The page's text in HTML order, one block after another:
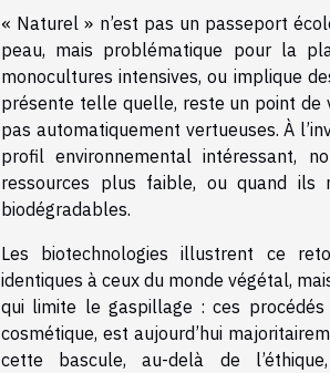
« Naturel » n’est pas un passeport
peau, mais problématique pour la
monocultures intensives, ou implique
présente telle quelle, reste un point de
pas automatiquement vertueuses. À
profil environnemental intéressant,
ressources plus faible, ou quand ils
biodégradables.
Les biotechnologies illustrent ce
identiques à ceux du monde végétal,
qui limite le gaspillage : ces procédés
cosmétique, est aujourd’hui
cette bascule, au-delà de